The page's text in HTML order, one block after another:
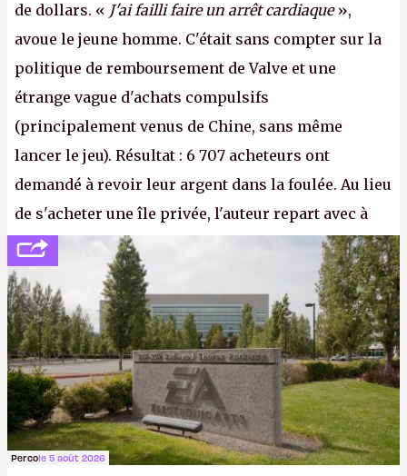
de dollars. « J'ai failli faire un arrêt cardiaque»,
avoue le jeune homme. C'était sans compter sur la
politique de remboursement de Valve et une
étrange vague d'achats compulsifs
(principalement venus de Chine, sans même
lancer le jeu). Résultat : 6 707 acheteurs ont
demandé à revoir leur argent dans la foulée. Au lieu
de s'acheter une île privée, l'auteur repart avec à
peine 2 000 dollars en poche. C'est toujours plus
cher payé que le temps passé à dev, mais ça
apprendra aux petits malins qu'on ne braque pas
Gabe Newell aussi facilement.P.
Percole 5 août 2026